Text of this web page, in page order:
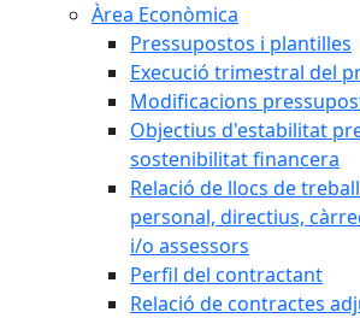
Àrea Econòmica
Pressupostos i plantilles
Execució trimestral del
Modificacions
Objectius d'estabilitat
sostenibilitat financera
Relació de llocs de
personal, directius,
i/o assessors
Perfil del contractant
Relació de contractes